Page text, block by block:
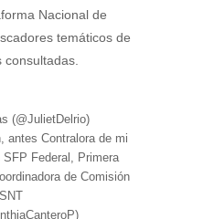
Nacional de
temáticos de
(@JulietDelrio)
antes Contralora de mi
Federal, Primera
de Comisión